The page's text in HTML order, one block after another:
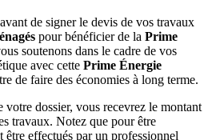
de signer le devis de vos travaux
pour bénéficier de la Prime
soutenons dans le cadre de vos
avec cette Prime Énergie
de faire des économies à long terme.
votre dossier, vous recevrez le montant
travaux. Notez que pour être
effectués par un professionnel